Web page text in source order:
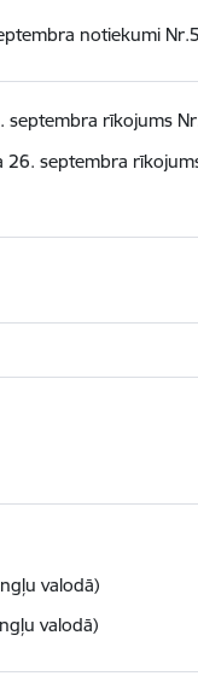
notiekumi
rīkojums
septembra
valodā)
valodā)